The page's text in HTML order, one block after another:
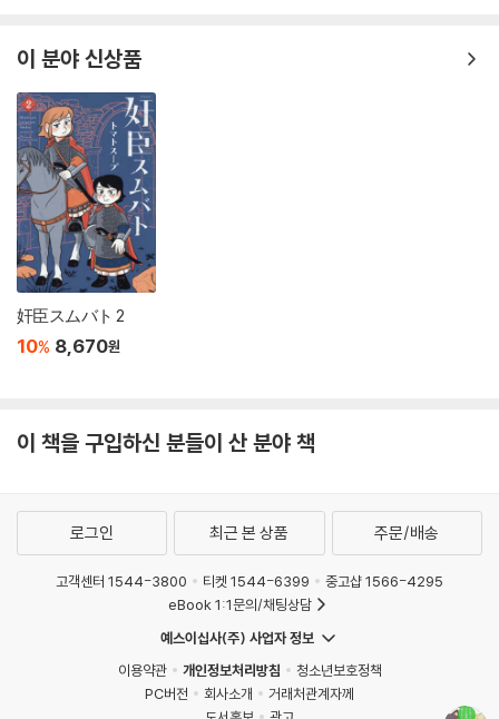
이 분야 신상품
奸臣スムバト 2
10% 8,670원
이 책을 구입하신 분들이 산 분야 책
로그인 최근 본 상품 주문/배송
고객센터 1544-3800 티켓 1544-6399
중고샵 1566-4295
eBook 1:1문의/채팅상담
예스이십사(주) 사업자 정보
이용약관
개인정보처리방침
청소년보호정책
PC버전
회사소개
거래처관계자께